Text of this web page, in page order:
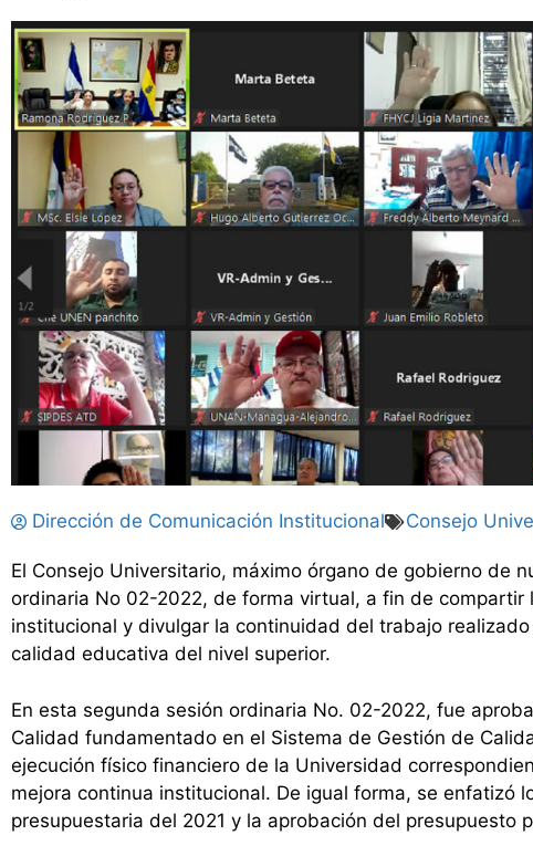
Dirección de Comunicación Institucional Consejo
El Consejo Universitario, máximo órgano de gobierno de
ordinaria No 02-2022, de forma virtual, a fin de compartir
institucional y divulgar la continuidad del trabajo
calidad educativa del nivel superior.
En esta segunda sesión ordinaria No. 02-2022, fue
Calidad fundamentado en el Sistema de Gestión de
ejecución físico financiero de la Universidad
mejora continua institucional. De igual forma, se enfatizó
presupuestaria del 2021 y la aprobación del presupuesto